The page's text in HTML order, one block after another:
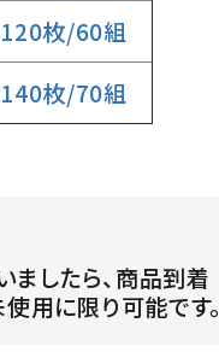
120枚/60組
140枚/70組
ましたら、商品到着
用に限り可能です。